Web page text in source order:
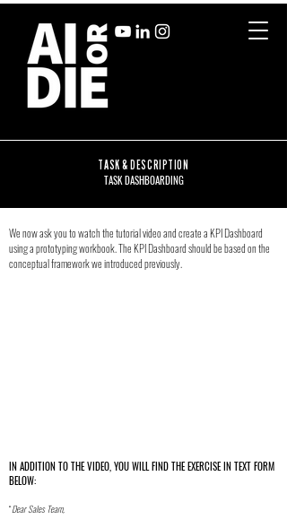
TASK & DESCRIPTION
TASK DASHBOARDING
We now ask you to watch the tutorial video and create a KPI Dashboard
using a prototyping workbook. The KPI Dashboard should be based on the
conceptual framework we introduced previously.
IN ADDITION TO THE VIDEO, YOU WILL FIND THE EXERCISE IN TEXT FORM
BELOW:
“Dear Sales Team,